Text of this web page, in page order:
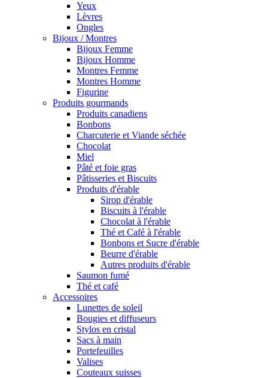
Yeux
Lèvres
Ongles
Bijoux / Montres
Bijoux Femme
Bijoux Homme
Montres Femme
Montres Homme
Figurine
Produits gourmands
Produits canadiens
Bonbons
Charcuterie et Viande séchée
Chocolat
Miel
Pâté et foie gras
Pâtisseries et Biscuits
Produits d'érable
Sirop d'érable
Biscuits à l'érable
Chocolat à l'érable
Thé et Café à l'érable
Bonbons et Sucre d'érable
Beurre d'érable
Autres produits d'érable
Saumon fumé
Thé et café
Accessoires
Lunettes de soleil
Bougies et diffuseurs
Stylos en cristal
Sacs à main
Portefeuilles
Valises
Couteaux suisses